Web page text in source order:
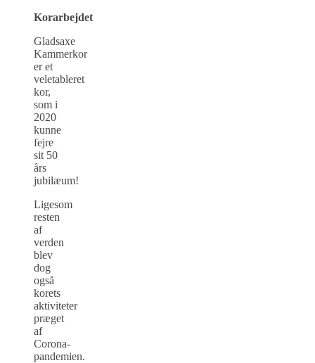
Korarbejdet
Gladsaxe
Kammerkor
er et
veletableret
kor,
som i
2020
kunne
fejre
sit 50
års
jubilæum!
Ligesom
resten
af
verden
blev
dog
også
korets
aktiviteter
præget
af
Corona-
pandemien.